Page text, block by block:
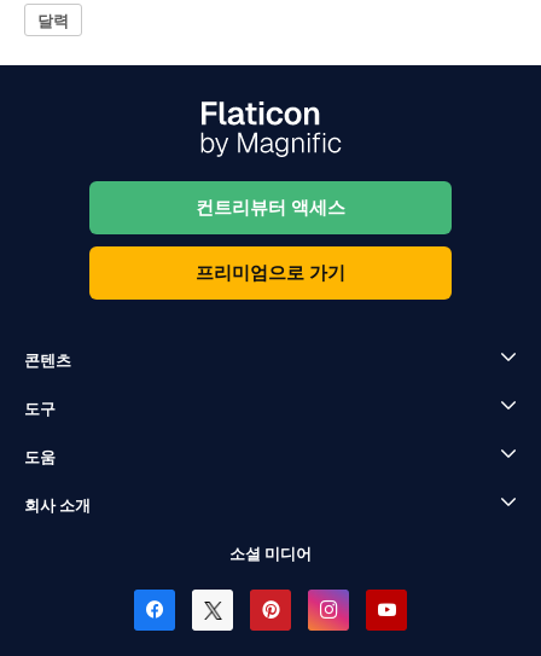
달력
컨트리뷰터 액세스
프리미엄으로 가기
콘텐츠
도구
도움
회사 소개
소셜 미디어